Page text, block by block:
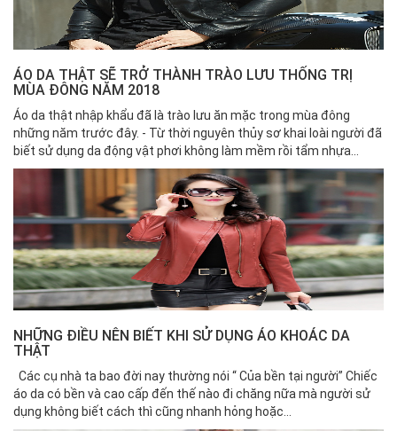
ÁO DA THẬT SẼ TRỞ THÀNH TRÀO LƯU THỐNG TRỊ
MÙA ĐÔNG NĂM 2018
Áo da thật nhập khẩu đã là trào lưu ăn mặc trong mùa đông
những năm trước đây. - Từ thời nguyên thủy sơ khai loài người đã
biết sử dụng da động vật phơi không làm mềm rồi tẩm nhựa...
NHỮNG ĐIỀU NÊN BIẾT KHI SỬ DỤNG ÁO KHOÁC DA
THẬT
Các cụ nhà ta bao đời nay thường nói “ Của bền tại người” Chiếc
áo da có bền và cao cấp đến thế nào đi chăng nữa mà người sử
dụng không biết cách thì cũng nhanh hỏng hoặc...